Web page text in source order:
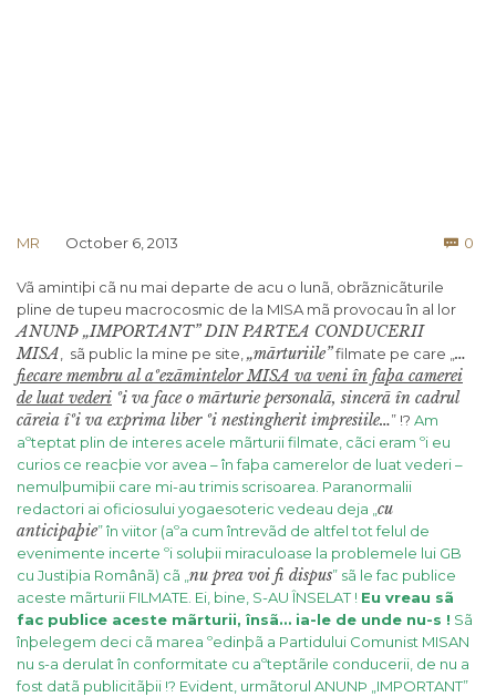
MR October 6, 2013  0
Vã amintiþi cã nu mai departe de acu o lunã, obrãznicãturile
pline de tupeu macrocosmic de la MISA mã provocau în al lor
ANUNÞ „IMPORTANT” DIN PARTEA CONDUCERII
MISA , sã public la mine pe site, „mãrturiile”filmate pe care „ …
fiecare membru al aºezãmintelor MISA va veni în faþa camerei
de luat vederi ºi va face o mãrturie personalã, sincerã în cadrul
cãreia îºi va exprima liber ºi nestingherit impresiile…” !? Am
aºteptat plin de interes acele mãrturii filmate, cãci eram ºi eu
curios ce reacþie vor avea – în faþa camerelor de luat vederi –
nemulþumiþii care mi-au trimis scrisoarea. Paranormalii
redactori ai oficiosului yogaesoteric vedeau deja „ cu
anticipaþie” în viitor (aºa cum întrevãd de altfel tot felul de
evenimente incerte ºi soluþii miraculoase la problemele lui GB
cu Justiþia Românã) cã „ nu prea voi fi dispus” sã le fac publice
aceste mãrturii FILMATE. Ei, bine, S-AU ÎNSELAT ! Eu vreau sã
fac publice aceste mãrturii, însã… ia-le de unde nu-s ! Sã
înþelegem deci cã marea ºedinþã a Partidului Comunist MISAN
nu s-a derulat în conformitate cu aºteptãrile conducerii, de nu a
fost datã publicitãþii !? Evident, urmãtorul ANUNÞ „IMPORTANT”